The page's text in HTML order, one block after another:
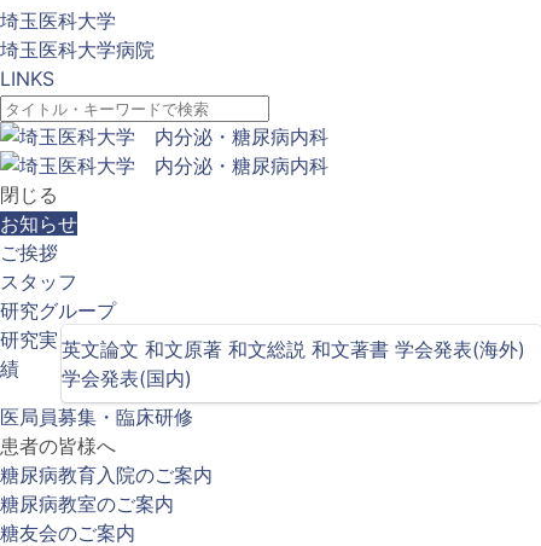
埼玉医科大学
埼玉医科大学病院
LINKS
閉じる
お知らせ
ご挨拶
スタッフ
研究グループ
研究実
績
英文論文 和文原著 和文総説 和文著書 学会発表(海外)
学会発表(国内)
医局員募集・臨床研修
患者の皆様へ
糖尿病教育入院のご案内
糖尿病教室のご案内
糖友会のご案内